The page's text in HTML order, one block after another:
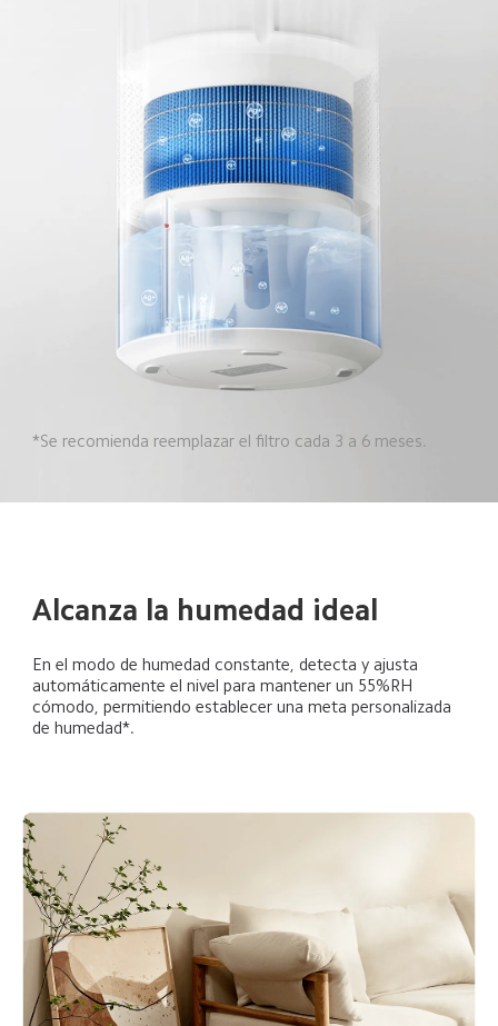
*Se recomienda reemplazar el filtro cada 3 a 6 meses.
Alcanza la humedad ideal
En el modo de humedad constante, detecta y ajusta
automáticamente el nivel para mantener un 55%RH
cómodo, permitiendo establecer una meta personalizada
de humedad*.